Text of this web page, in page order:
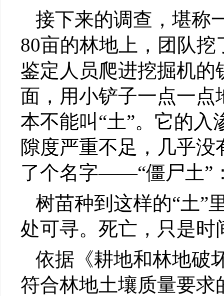
接下来的调查，堪称
80亩的林地上，团队
鉴定人员爬进挖掘机
面，用小铲子一点一
本不能叫“土”。它的
隙度严重不足，几乎
了个名字——“僵尸土”
树苗种到这样的“土”
处可寻。死亡，只是时
依据《耕地和林地破
符合林地土壤质量要